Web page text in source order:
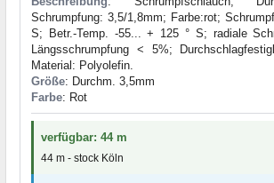
Schrumpfung: 3,5/1,8mm; Farbe:rot;
S; Betr.-Temp. -55... + 125 ° S; radiale
Längsschrumpfung < 5%;
Material: Polyolefin.
Größe: Durchm. 3,5mm
Farbe: Rot
verfügbar: 44 m
44 m - stock Köln